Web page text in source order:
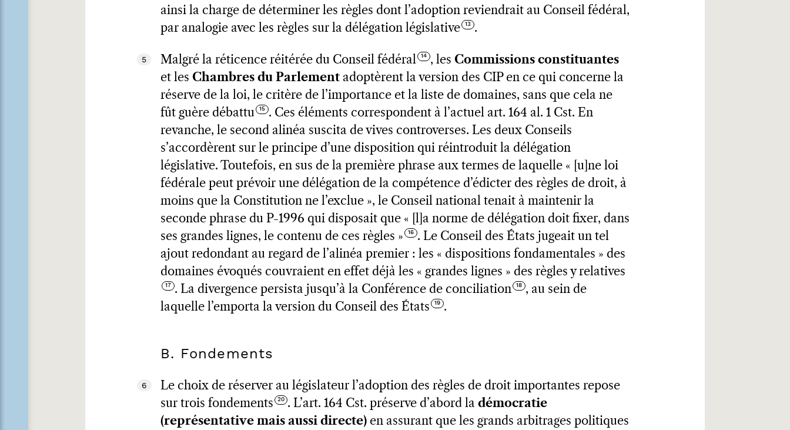
ainsi la charge de déterminer les règles dont l’adoption reviendrait au Conseil fédéral,
par analogie avec les règles sur la délégation législative
.
5 Malgré la réticence réitérée du Conseil fédéral , les Commissions constituantes
et les Chambres du Parlement adoptèrent la version des CIP en ce qui concerne la
réserve de la loi, le critère de l’importance et la liste de domaines, sans que cela ne
fût guère débattu
. Ces éléments correspondent à l’actuel art. 164 al. 1 Cst. En
revanche, le second alinéa suscita de vives controverses. Les deux Conseils
s’accordèrent sur le principe d’une disposition qui réintroduit la délégation
législative. Toutefois, en sus de la première phrase aux termes de laquelle « [u]ne loi
fédérale peut prévoir une délégation de la compétence d’édicter des règles de droit, à
moins que la Constitution ne l’exclue », le Conseil national tenait à maintenir la
seconde phrase du P-1996 qui disposait que « [l]a norme de délégation doit fixer, dans
ses grandes lignes, le contenu de ces règles »
. Le Conseil des États jugeait un tel
ajout redondant au regard de l’alinéa premier : les « dispositions fondamentales » des
domaines évoqués couvraient en effet déjà les « grandes lignes » des règles y relatives
. La divergence persista jusqu’à la Conférence de conciliation
, au sein de
laquelle l’emporta la version du Conseil des États
.
B. Fondements
6
Le choix de réserver au législateur l’adoption des règles de droit importantes repose
sur trois fondements
. L’art. 164 Cst. préserve d’abord la démocratie
(représentative mais aussi directe) en assurant que les grands arbitrages politiques